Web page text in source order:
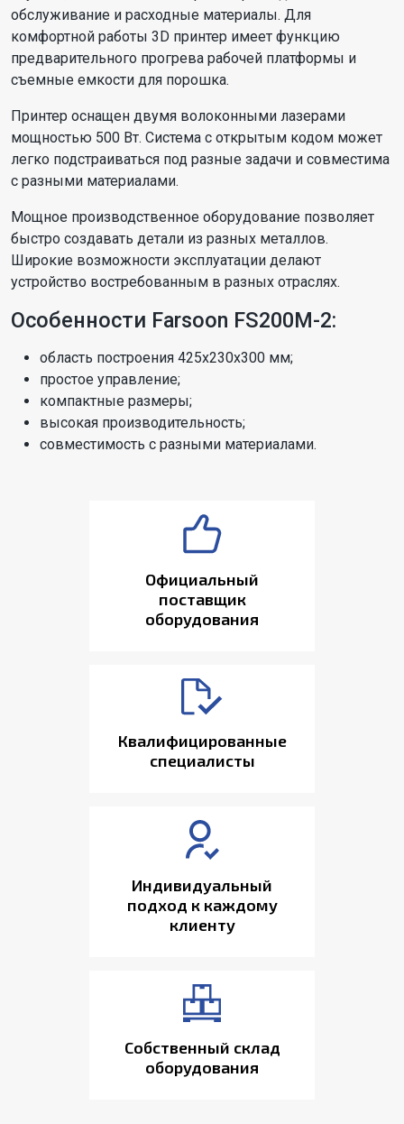
обслуживание и расходные материалы. Для
комфортной работы 3D принтер имеет функцию
предварительного прогрева рабочей платформы и
съемные емкости для порошка.
Принтер оснащен двумя волоконными лазерами
мощностью 500 Вт. Система с открытым кодом может
легко подстраиваться под разные задачи и совместима
с разными материалами.
Мощное производственное оборудование позволяет
быстро создавать детали из разных металлов.
Широкие возможности эксплуатации делают
устройство востребованным в разных отраслях.
Особенности Farsoon FS200M-2:
область построения 425х230х300 мм;
простое управление;
компактные размеры;
высокая производительность;
совместимость с разными материалами.
Официальный
поставщик
оборудования
Квалифицированные
специалисты
Индивидуальный
подход к каждому
клиенту
Собственный склад
оборудования